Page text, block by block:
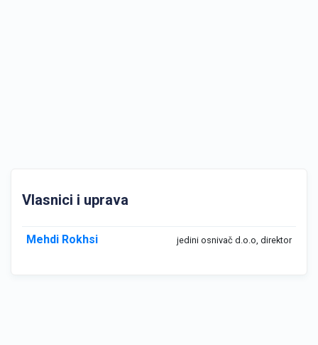
Vlasnici i uprava
Mehdi Rokhsi jedini osnivač d.o.o, direktor